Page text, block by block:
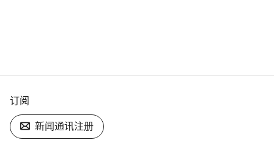
订阅
新闻通讯注册